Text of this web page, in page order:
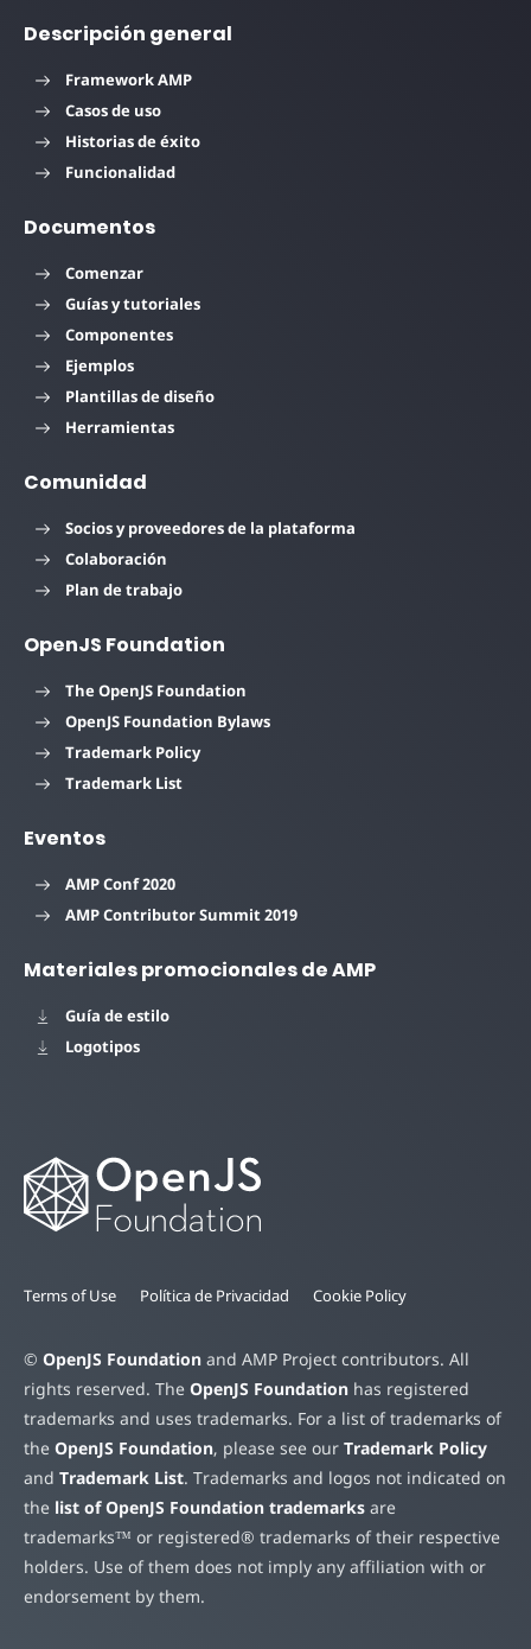
Descripción general
Framework AMP
Casos de uso
Historias de éxito
Funcionalidad
Documentos
Comenzar
Guías y tutoriales
Componentes
Ejemplos
Plantillas de diseño
Herramientas
Comunidad
Socios y proveedores de la plataforma
Colaboración
Plan de trabajo
OpenJS Foundation
The OpenJS Foundation
OpenJS Foundation Bylaws
Trademark Policy
Trademark List
Eventos
AMP Conf 2020
AMP Contributor Summit 2019
Materiales promocionales de AMP
Guía de estilo
Logotipos
Terms of Use Política de Privacidad Cookie Policy
© OpenJS Foundation and AMP Project contributors. All
rights reserved. The OpenJS Foundation has registered
trademarks and uses trademarks. For a list of trademarks of
the OpenJS Foundation, please see our Trademark Policy
and Trademark List. Trademarks and logos not indicated on
the list of OpenJS Foundation trademarks are
trademarks™ or registered® trademarks of their respective
holders. Use of them does not imply any affiliation with or
endorsement by them.